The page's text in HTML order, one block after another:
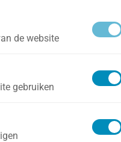
- op
de Conventie
kapot maken van
die ons beschermt
de website
gebruiken